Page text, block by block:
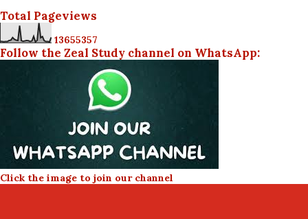
Total Pageviews
13655357
Follow the Zeal Study channel on WhatsApp:
Click the image to join our channel